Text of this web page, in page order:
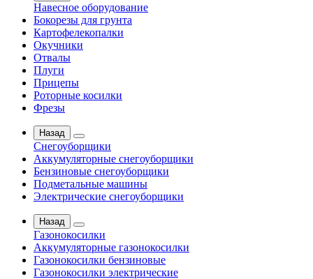
Навесное оборудование
Бокорезы для грунта
Картофелекопалки
Окучники
Отвалы
Плуги
Прицепы
Роторные косилки
Фрезы
Назад
Снегоуборщики
Аккумуляторные снегоуборщики
Бензиновые снегоуборщики
Подметальные машины
Электрические снегоуборщики
Назад
Газонокосилки
Аккумуляторные газонокосилки
Газонокосилки бензиновые
Газонокосилки электрические